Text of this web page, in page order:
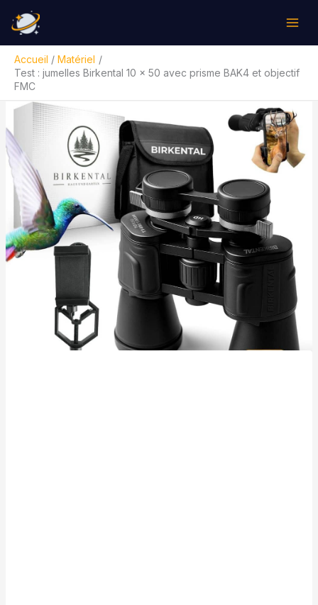
contenu
Accueil
Matériel
Test : jumelles Birkental 10 x 50 avec prisme BAK4 et objectif
FMC
Rechercher